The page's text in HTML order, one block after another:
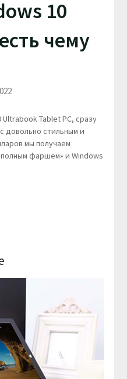
10
чему
Tablet PC, сразу
довольно стильным и
мы получаем
фаршем» и Windows